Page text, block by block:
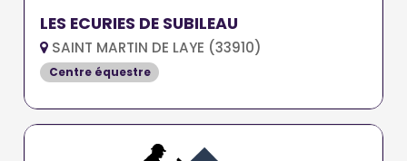
LES ECURIES DE SUBILEAU
SAINT MARTIN DE LAYE (33910)
Centre équestre